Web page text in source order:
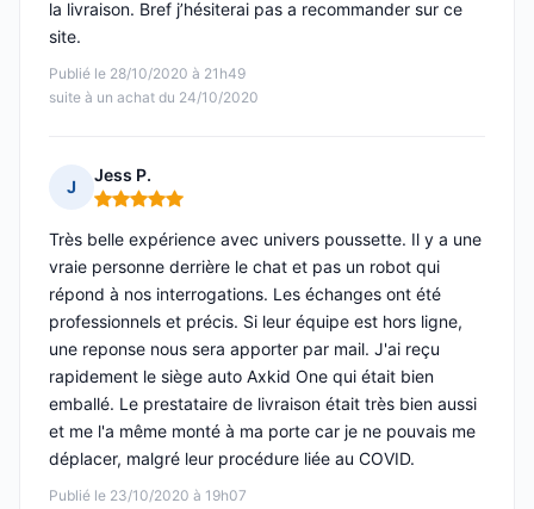
Publié le 28/10/2020 à 21h49
suite à un achat du 24/10/2020
la livraison. Bref j’hésiterai pas a recommander sur ce
site.
J
Jess P.
Note : 5 sur 5
Publié le 23/10/2020 à 19h07
Très belle expérience avec univers poussette. Il y a une
vraie personne derrière le chat et pas un robot qui
répond à nos interrogations. Les échanges ont été
professionnels et précis. Si leur équipe est hors ligne,
une reponse nous sera apporter par mail. J'ai reçu
rapidement le siège auto Axkid One qui était bien
emballé. Le prestataire de livraison était très bien aussi
et me l'a même monté à ma porte car je ne pouvais me
déplacer, malgré leur procédure liée au COVID.